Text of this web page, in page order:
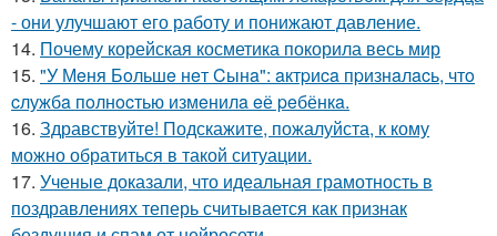
- они улучшают его работу и понижают давление.
14. Почему корейская косметика покорила весь мир
15. "У Мeня Бoльшe нeт Cынa": aктpиca пpизнaлacь, чтo
cлужбa пoлнocтью измeнилa eё peбёнкa.
16. Здравствуйте! Подскажите, пожалуйста, к кому
можно обратиться в такой ситуации.
17. Ученые доказали, что идеальная грамотность в
поздравлениях теперь считывается как признак